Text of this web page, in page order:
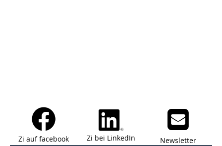
Zi auf facebook Zi bei LinkedIn Newsletter